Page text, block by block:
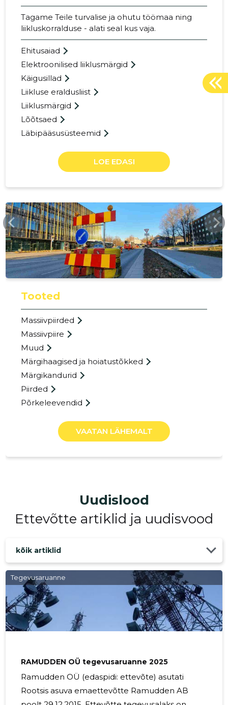
Tagame Teile turvalise ja ohutu töömaa ning
liikluskorralduse - alati seal kus vaja.
Ehitusaiad
Elektroonilised liiklusmärgid
Käigusillad
Liikluse eraldusliist
Liiklusmärgid
Lõõtsaed
Läbipääsusüsteemid
LOE EDASI
RAMUDDEN.EE
Tooted
Massiivpiirded
Massiivpiire
Muud
Märgihaagised ja hoiatustõkked
Märgikandurid
Piirded
Põrkeleevendid
VAATAN LÄHEMALT
Uudislood
Ettevõtte artiklid ja uudisvood
kõik artiklid
Tegevusaruanne
RAMUDDEN OÜ tegevusaruanne 2025
Ramudden OÜ (edaspidi: ettevõte) asutati
Rootsis asuva emaettevõtte Ramudden AB